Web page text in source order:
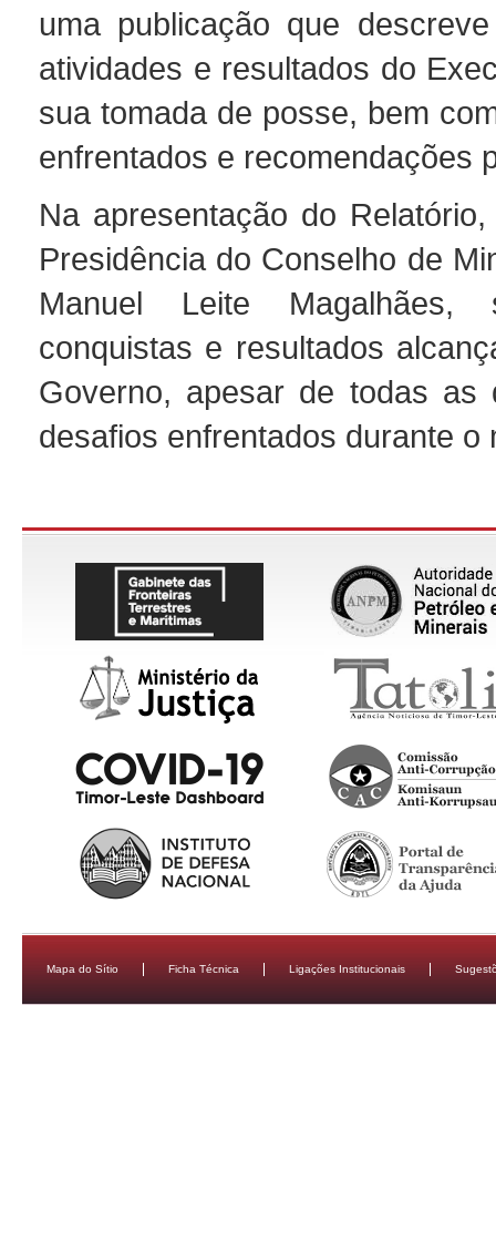
uma publicação que
atividades e resultados do
sua tomada de posse, bem
enfrentados e recomendações
Na apresentação do
Presidência do Conselho de
Manuel Leite Magalhães,
conquistas e resultados
Governo, apesar de todas as
desafios enfrentados durante
Mapa do Sítio Ficha Técnica Ligações Institucionais